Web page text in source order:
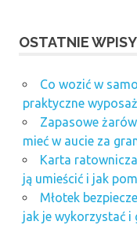
OSTATNIE WPISY
Co wozić w
praktyczne
Zapasowe
mieć w aucie za
Karta
ją umieścić i jak
Młotek
jak je wykorzystać i